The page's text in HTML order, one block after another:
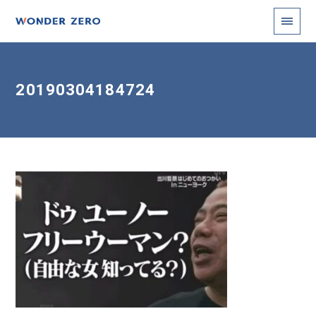
20190304184724